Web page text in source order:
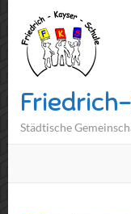
Städtische